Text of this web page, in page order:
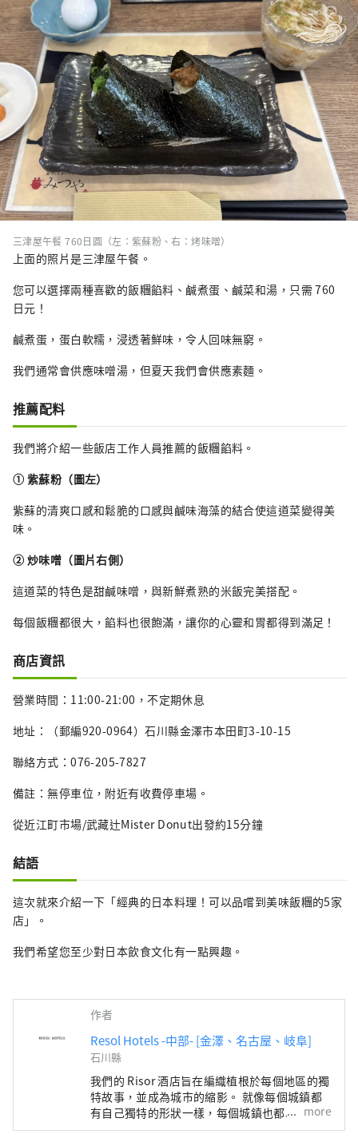
三津屋午餐 760日圓（左：紫蘇粉、右：烤味噌）
上面的照片是三津屋午餐。
您可以選擇兩種喜歡的飯糰餡料、鹹煮蛋、鹹菜和湯，只需 760
日元！
鹹煮蛋，蛋白軟糯，浸透著鮮味，令人回味無窮。
我們通常會供應味噌湯，但夏天我們會供應素麵。
推薦配料
我們將介紹一些飯店工作人員推薦的飯糰餡料。
① 紫蘇粉（圖左）
紫蘇的清爽口感和鬆脆的口感與鹹味海藻的結合使這道菜變得美
味。
② 炒味噌（圖片右側）
這道菜的特色是甜鹹味噌，與新鮮煮熟的米飯完美搭配。
每個飯糰都很大，餡料也很飽滿，讓你的心靈和胃都得到滿足！
商店資訊
營業時間：11:00-21:00，不定期休息
地址：（郵編920-0964）石川縣金澤市本田町3-10-15
聯絡方式：076-205-7827
備註：無停車位，附近有收費停車場。
從近江町市場/武藏辻Mister Donut出發約15分鐘
結語
這次就來介紹一下「經典的日本料理！可以品嚐到美味飯糰的5家
店」。
我們希望您至少對日本飲食文化有一點興趣。
作者
Resol Hotels -中部- [金澤、名古屋、岐阜]
石川縣
我們的 Risor 酒店旨在編織植根於每個地區的獨
特故事，並成為城市的縮影。 就像每個城鎮都
有自己獨特的形狀一樣，每個城鎮也都以自己獨
特的面貌迎接遊客。 金澤雷索爾三一飯店 ～只
more